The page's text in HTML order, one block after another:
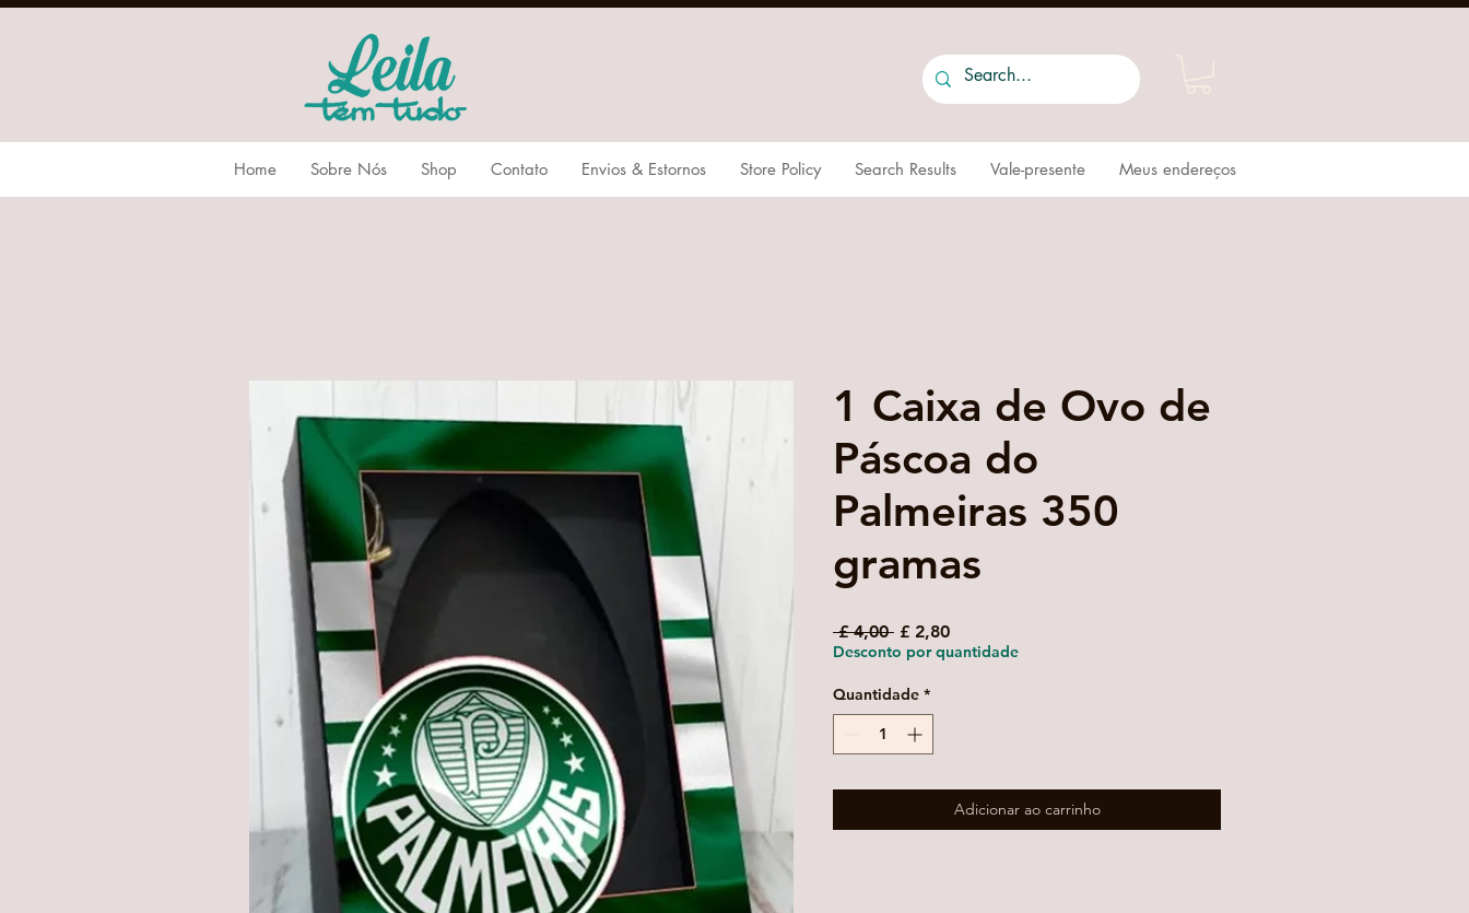
Home Sobre Nós Shop Contato Envios & Estornos Store Policy Search Results Vale-presente Meus endereços
1 Caixa de Ovo de
Páscoa do
Palmeiras 350
gramas
£ 4,00 Preço
normal
£ 2,80Preço
promocional
Desconto por quantidade
Quantidade *
Adicionar ao carrinho